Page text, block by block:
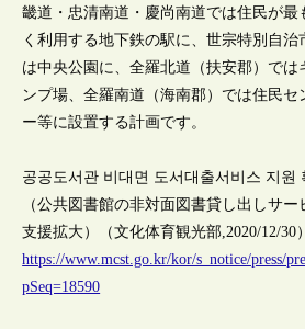
畿道・忠清南道・慶尚南道では住民が最
く利用する地下鉄の駅に、世宗特別自治
は中央公園に、全羅北道（扶安郡）では
ンプ場、全羅南道（海南郡）では住民セ
ー等に設置する計画です。
공공도서관 비대면 도서대출서비스 지원
（公共図書館の非対面図書貸し出しサー
支援拡大）（文化体育観光部,2020/12/30）
https://www.mcst.go.kr/kor/s_notice/press/
pSeq=18590